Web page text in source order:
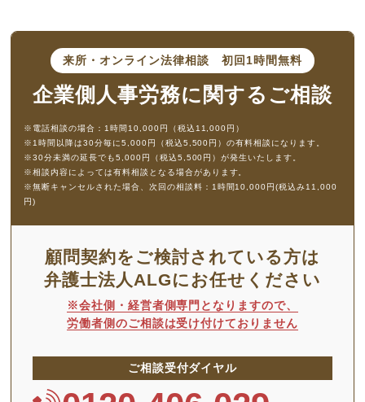
来所・オンライン法律相談 初回1時間無料
企業側人事労務に 関するご相談
※電話相談の場合：1時間10,000円（税込11,000円）
※1時間以降は30分毎に5,000円（税込5,500円）の有料相談になります。
※30分未満の延長でも5,000円（税込5,500円）が発生いたします。
※相談内容によっては有料相談となる場合があります。
※無断キャンセルされた場合、次回の相談料：1時間10,000円(税込み11,000
円)
顧問契約をご検討されている方は
弁護士法人ALGにお任せください
※会社側・経営者側専門となりますので、
労働者側のご相談は受け付けておりません
ご相談受付ダイヤル